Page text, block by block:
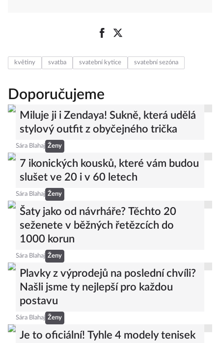
květiny svatba svatební kytice svatební sezóna
Doporučujeme
Miluje ji i Zendaya! Sukně, která udělá
stylový outfit z obyčejného trička
Sára Blahaj Ženy
7 ikonických kousků, které vám budou
slušet ve 20 i v 60 letech
Sára Blahaj Ženy
Šaty jako od návrháře? Těchto 20
seženete v běžných řetězcích do
1000 korun
Sára Blahaj Ženy
Plavky z výprodejů na poslední chvíli?
Našli jsme ty nejlepší pro každou
postavu
Sára Blahaj Ženy
Je to oficiální! Tyhle 4 modely tenisek